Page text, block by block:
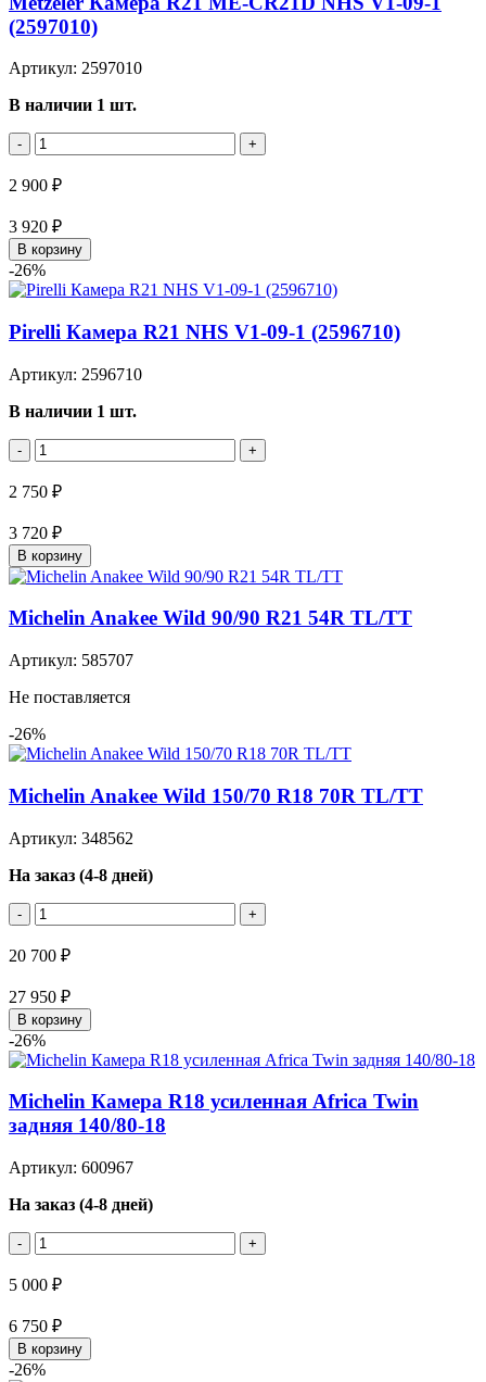
(2597010)
Артикул: 2597010
В наличии 1 шт.
- +
2 900 ₽
3 920 ₽
В корзину
-26%
Pirelli Камера R21 NHS V1-09-1 (2596710)
Артикул: 2596710
В наличии 1 шт.
- +
2 750 ₽
3 720 ₽
В корзину
Michelin Anakee Wild 90/90 R21 54R TL/TT
Артикул: 585707
Не поставляется
-26%
Michelin Anakee Wild 150/70 R18 70R TL/TT
Артикул: 348562
На заказ (4-8 дней)
- +
20 700 ₽
27 950 ₽
В корзину
-26%
Michelin Камера R18 усиленная Africa Twin
задняя 140/80-18
Артикул: 600967
На заказ (4-8 дней)
- +
5 000 ₽
6 750 ₽
В корзину
-26%